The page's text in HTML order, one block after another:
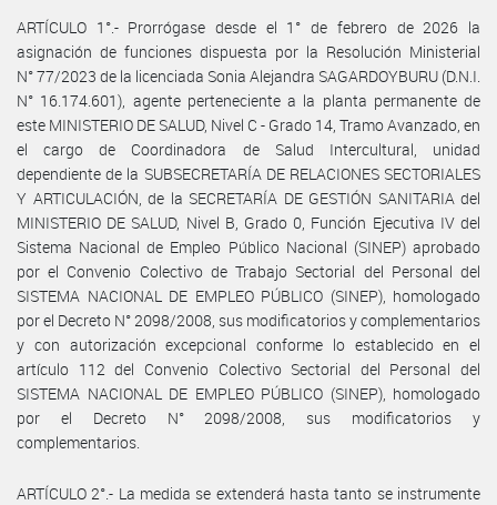
ARTÍCULO 1°.- Prorrógase desde el 1° de febrero de 2026 la
asignación de funciones dispuesta por la Resolución Ministerial
N° 77/2023 de la licenciada Sonia Alejandra SAGARDOYBURU (D.N.I.
N° 16.174.601), agente perteneciente a la planta permanente de
este MINISTERIO DE SALUD, Nivel C - Grado 14, Tramo Avanzado, en
el cargo de Coordinadora de Salud Intercultural, unidad
dependiente de la SUBSECRETARÍA DE RELACIONES SECTORIALES
Y ARTICULACIÓN, de la SECRETARÍA DE GESTIÓN SANITARIA del
MINISTERIO DE SALUD, Nivel B, Grado 0, Función Ejecutiva IV del
Sistema Nacional de Empleo Público Nacional (SINEP) aprobado
por el Convenio Colectivo de Trabajo Sectorial del Personal del
SISTEMA NACIONAL DE EMPLEO PÚBLICO (SINEP), homologado
por el Decreto N° 2098/2008, sus modificatorios y complementarios
y con autorización excepcional conforme lo establecido en el
artículo 112 del Convenio Colectivo Sectorial del Personal del
SISTEMA NACIONAL DE EMPLEO PÚBLICO (SINEP), homologado
por el Decreto N° 2098/2008, sus modificatorios y
complementarios.
ARTÍCULO 2°.- La medida se extenderá hasta tanto se instrumente